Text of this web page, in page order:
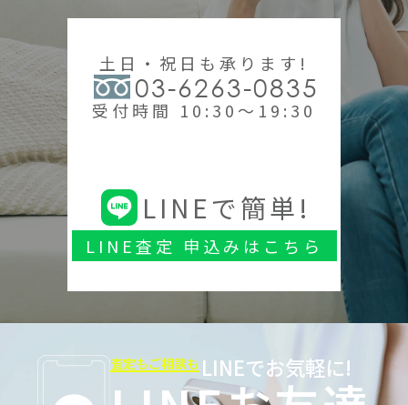
土日・祝日も承ります!
03-6263-0835
受付時間 10:30～19:30
LINEで簡単!
LINE査定 申込みはこちら
査定もご相談も LINEでお気軽に!